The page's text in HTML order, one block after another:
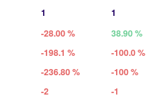
1 1
-28.00 % 38.90 %
-198.1 % -100.0 %
-236.80 % -100 %
-2 -1